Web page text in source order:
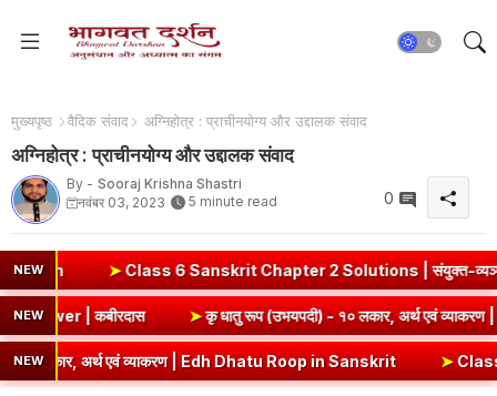
मुख्यपृष्ठ वैदिक संवाद अग्निहोत्र : प्राचीनयोग्य और उद्दालक संवाद
अग्निहोत्र : प्राचीनयोग्य और उद्दालक संवाद
By - Sooraj Krishna Shastri
नवंबर 03, 2023
5 minute read 0
NEW6 Sanskrit Chapter 2 Solutions | संयुक्त-व्यञ्जनानि (दीपकम) |
NEW& Question Answer | कबीरदास ➤कृ धातु रूप (उभयपदी) - १०
NEW
व्याकरण | Edh Dhatu Roop in Sanskrit ➤Class 8 Hindi Malhar